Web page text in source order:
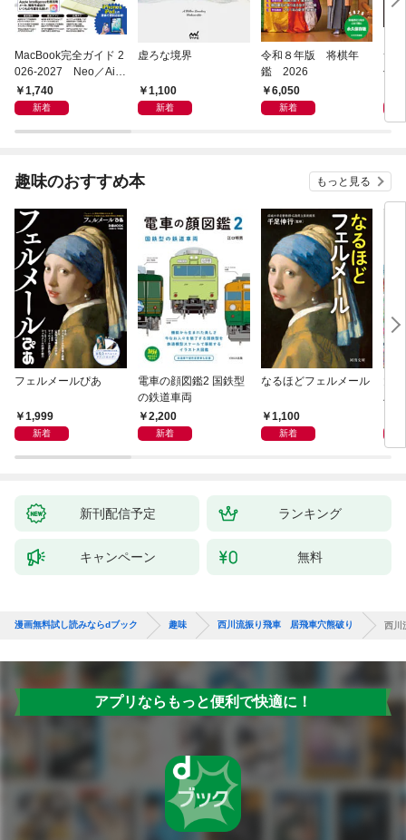
MacBook完全ガイド 2
026-2027 Neo／Air
／Pro対応
1,740
新着
虚ろな境界
1,100
新着
令和８年版 将棋年
鑑 2026
6,050
新着
つ
像
趣味のおすすめ本 もっと見る
フェルメールぴあ
1,999
新着
電車の顔図鑑2 国鉄型
の鉄道車両
2,200
新着
なるほどフェルメール
1,100
新着
ハ
新刊配信予定 ランキング
キャンペーン 無料
漫画無料試し読みならdブック 趣味 西川流振り飛車 居飛車穴熊破り 西川
アプリならもっと便利で快適に！